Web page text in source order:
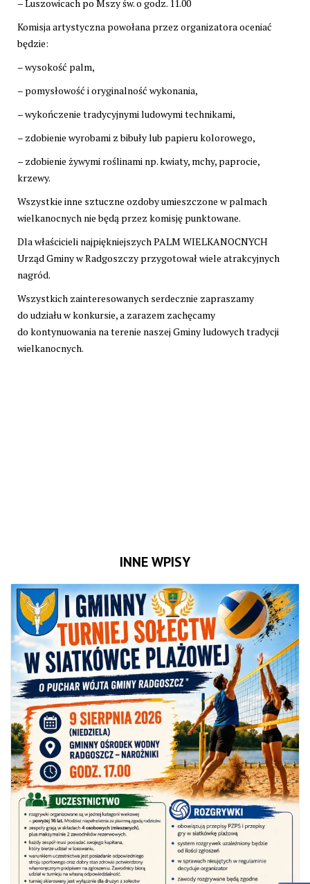
– Luszowicach po Mszy św. o godz. 11.00
Komisja artystyczna powołana przez organizatora oceniać
będzie:
– wysokość palm,
– pomysłowość i oryginalność wykonania,
– wykończenie tradycyjnymi ludowymi technikami,
– zdobienie wyrobami z bibuły lub papieru kolorowego,
– zdobienie żywymi roślinami np. kwiaty, mchy, paprocie,
krzewy.
Wszystkie inne sztuczne ozdoby umieszczone w palmach
wielkanocnych nie będą przez komisję punktowane.
Dla właścicieli najpiękniejszych PALM WIELKANOCNYCH
Urząd Gminy w Radgoszczy przygotował wiele atrakcyjnych
nagród.
Wszystkich zainteresowanych serdecznie zapraszamy
do udziału w konkursie, a zarazem zachęcamy
do kontynuowania na terenie naszej Gminy ludowych tradycji
wielkanocnych.
INNE WPISY